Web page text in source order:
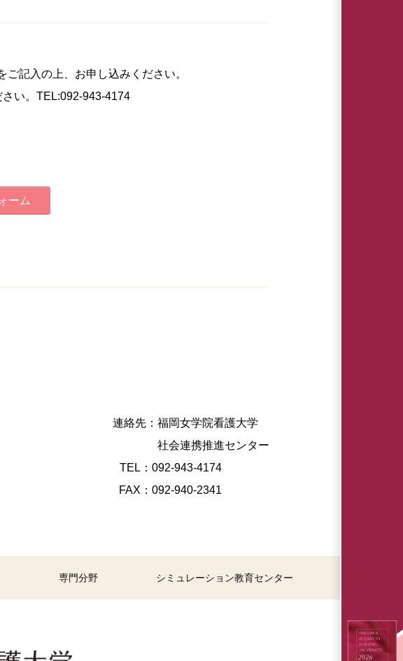
ご記入の上、 お申し込みください。
い。TEL:092-943-4174
ーム
連絡先：福岡女学院看護大学
社会連携推進センター
TEL：092-943-4174
FAX：092-940-2341
専門分野 シミュレーション教育センター